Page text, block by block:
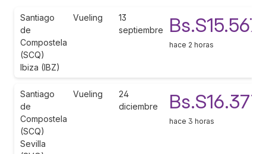
Santiago
de
Compostela
(SCQ)
Ibiza (IBZ)
Vueling
13
septiembre
Bs.S15.567
hace 2 horas
Santiago
de
Compostela
(SCQ)
Sevilla
Vueling
24
diciembre
Bs.S16.377
hace 3 horas